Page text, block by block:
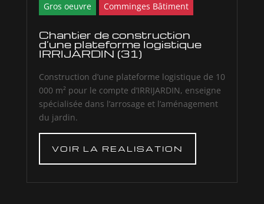
Gros oeuvre Comminges Bâtiment
Chantier de construction
d’une plateforme logistique
IRRIJARDIN (31)
Construction d’une plateforme logistique de 10
000 m² pour le compte d’IRRIJARDIN, enseigne
spécialisée dans l’arrosage et l’aménagement
du jardin.
VOIR LA REALISATION